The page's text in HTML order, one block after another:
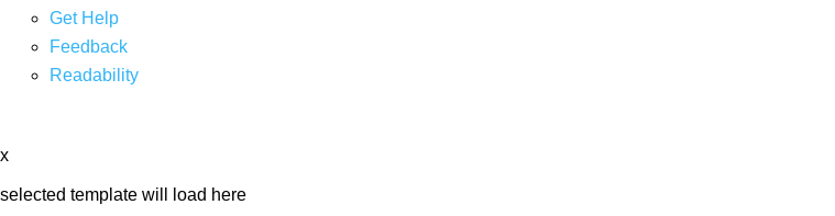
Get Help
Feedback
Readability
x
selected template will load here